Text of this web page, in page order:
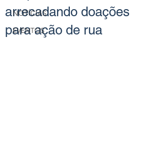
NOTÍCIAS
EVENTOS
arrecadando doações
para ação de rua